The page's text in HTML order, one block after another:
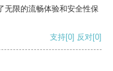
无限的流畅体验和安全性保
支持[0] 反对[0]